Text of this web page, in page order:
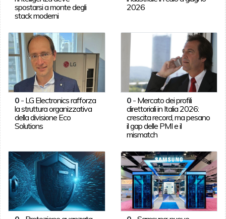
spostarsi a monte degli
stack moderni
2026
0- LG Electronics rafforza
la struttura organizzativa
della divisione Eco
Solutions
0 - Mercato dei profili
direttoriali in Italia 2026:
crescita record, ma pesano
il gap delle PMI e il
mismatch